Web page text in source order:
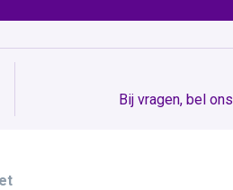
Bij vragen, bel ons